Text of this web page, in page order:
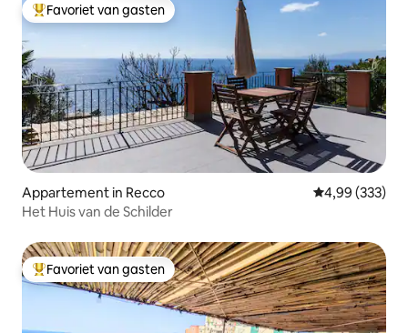
Topfavoriet van gasten
Favoriet van gasten
Appartement in Recco Gemiddelde
4,99 (333)
Het Huis van de Schilder
Topfavoriet van gasten
Favoriet van gasten